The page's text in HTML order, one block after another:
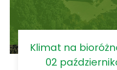
Klimat na
02